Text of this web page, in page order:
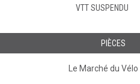
VTT SUSPENDU
PIÈCES
Le Marché du Vélo